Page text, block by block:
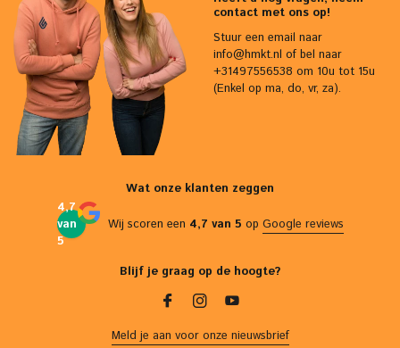
contact met ons op!
Stuur een email naar
info@hmkt.nl of bel naar
+31497556538 om 10u tot 15u
(Enkel op ma, do, vr, za).
Wat onze klanten zeggen
4,7
van
5
Wij scoren een 4,7 van 5 op Google reviews
Blijf je graag op de hoogte?
Meld je aan voor onze nieuwsbrief